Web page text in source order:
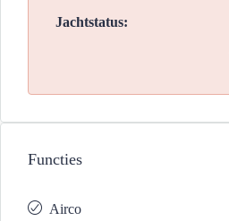
Jachtstatus:
Functies
Airco